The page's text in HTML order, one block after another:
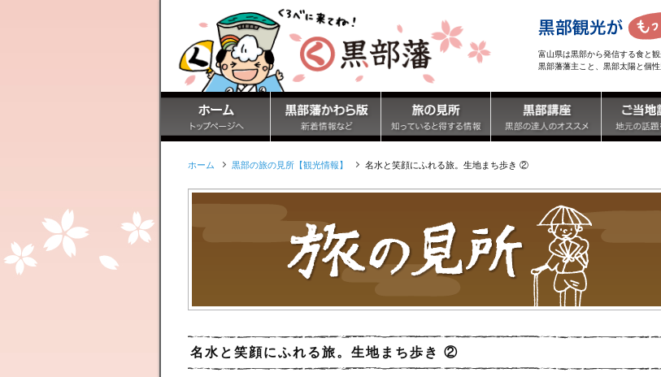
富山県は黒部から発信する食と
黒部藩藩主こと、黒部太陽と個
ホーム 黒部の旅の見所【観光情報】 名水と笑顔にふれる旅。生地まち歩き ②
名水と笑顔にふれる旅。生地まち歩き ②